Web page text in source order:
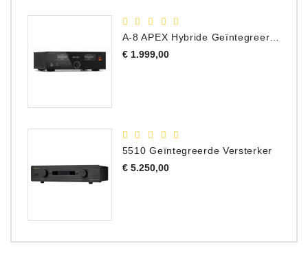
€ 1.999,00Prijs
5510 Geïntegreerde Versterker
€ 5.250,00Prijs